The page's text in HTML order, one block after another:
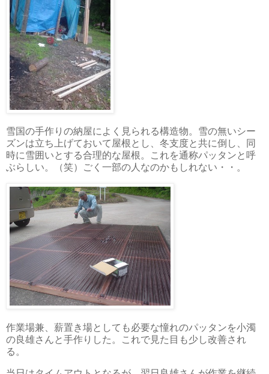
雪国の手作りの納屋によく見られる構造物。雪の無いシー
ズンは立ち上げておいて屋根とし、冬支度と共に倒し、同
時に雪囲いとする合理的な屋根。これを通称パッタンと呼
ぶらしい。（笑）ごく一部の人なのかもしれない・・。
作業場兼、薪置き場としても必要な憧れのパッタンを小濁
の良雄さんと手作りした。これで見た目も少し改善され
る。